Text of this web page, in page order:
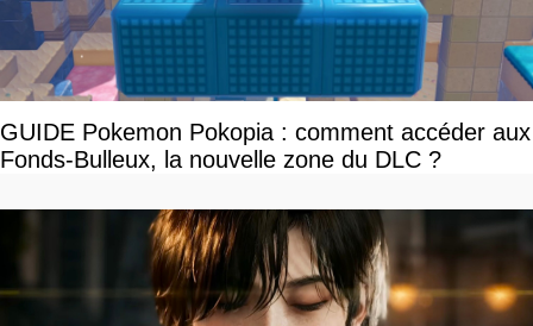
GUIDE Pokemon Pokopia : comment accéder aux
Fonds-Bulleux, la nouvelle zone du DLC ?